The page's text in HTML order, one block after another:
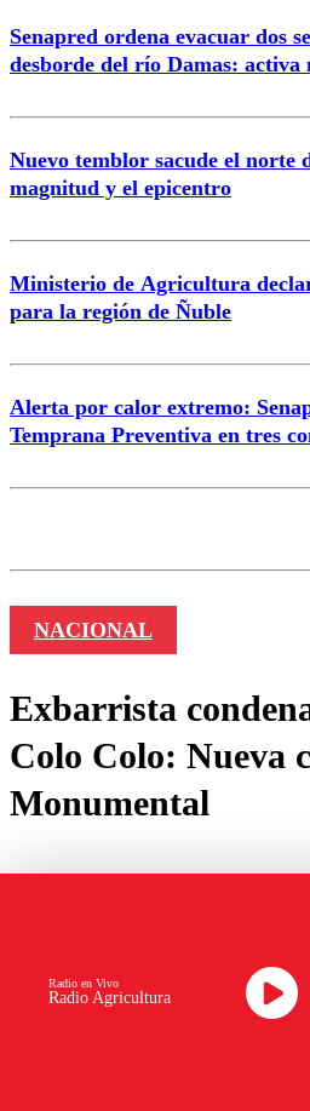
Correo
Senapred ordena evacuar dos
desborde del río Damas: activa
Nuevo temblor sacude el norte
magnitud y el epicentro
Ministerio de Agricultura
para la región de Ñuble
Alerta por calor extremo:
Temprana Preventiva en tres
NACIONAL
Exbarrista
Colo Colo: Nueva
Monumental
Radio Agricultura
Radio en Vivo